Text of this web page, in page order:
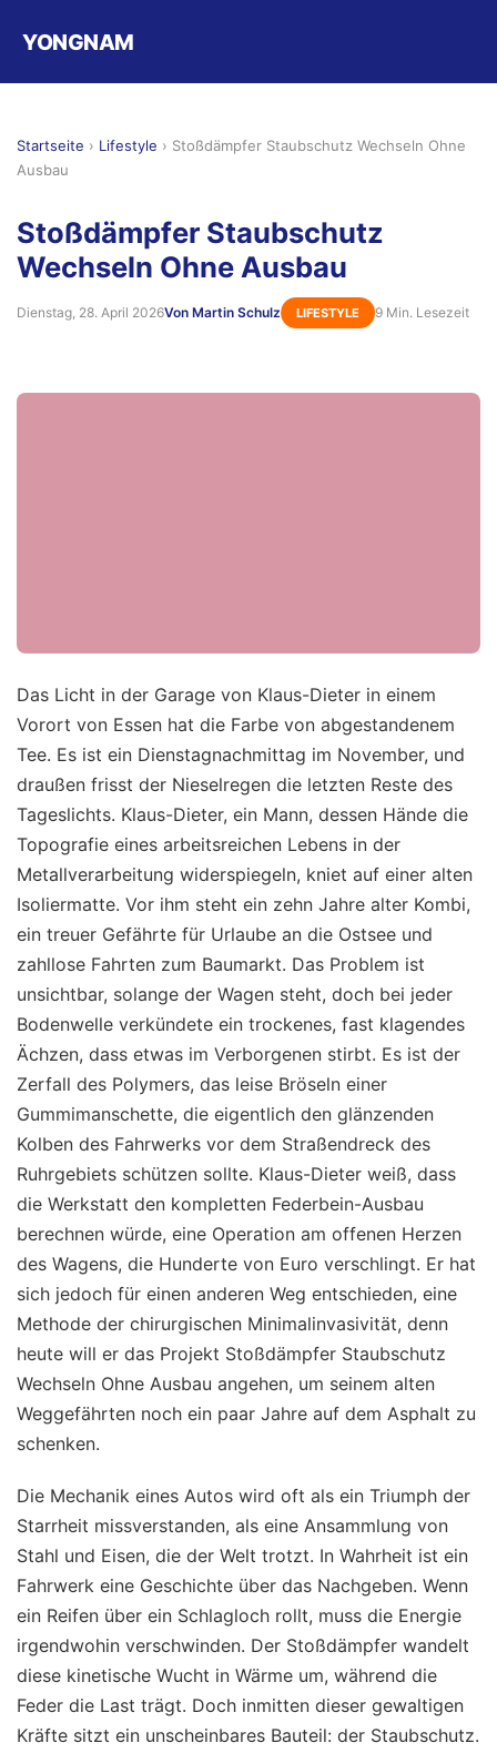
YONGNAM
Startseite › Lifestyle › Stoßdämpfer Staubschutz Wechseln Ohne
Ausbau
Stoßdämpfer Staubschutz
Wechseln Ohne Ausbau
Dienstag, 28. April 2026Von Martin Schulz LIFESTYLE 9 Min. Lesezeit
Das Licht in der Garage von Klaus-Dieter in einem
Vorort von Essen hat die Farbe von abgestandenem
Tee. Es ist ein Dienstagnachmittag im November, und
draußen frisst der Nieselregen die letzten Reste des
Tageslichts. Klaus-Dieter, ein Mann, dessen Hände die
Topografie eines arbeitsreichen Lebens in der
Metallverarbeitung widerspiegeln, kniet auf einer alten
Isoliermatte. Vor ihm steht ein zehn Jahre alter Kombi,
ein treuer Gefährte für Urlaube an die Ostsee und
zahllose Fahrten zum Baumarkt. Das Problem ist
unsichtbar, solange der Wagen steht, doch bei jeder
Bodenwelle verkündete ein trockenes, fast klagendes
Ächzen, dass etwas im Verborgenen stirbt. Es ist der
Zerfall des Polymers, das leise Bröseln einer
Gummimanschette, die eigentlich den glänzenden
Kolben des Fahrwerks vor dem Straßendreck des
Ruhrgebiets schützen sollte. Klaus-Dieter weiß, dass
die Werkstatt den kompletten Federbein-Ausbau
berechnen würde, eine Operation am offenen Herzen
des Wagens, die Hunderte von Euro verschlingt. Er hat
sich jedoch für einen anderen Weg entschieden, eine
Methode der chirurgischen Minimalinvasivität, denn
heute will er das Projekt Stoßdämpfer Staubschutz
Wechseln Ohne Ausbau angehen, um seinem alten
Weggefährten noch ein paar Jahre auf dem Asphalt zu
schenken.
Die Mechanik eines Autos wird oft als ein Triumph der
Starrheit missverstanden, als eine Ansammlung von
Stahl und Eisen, die der Welt trotzt. In Wahrheit ist ein
Fahrwerk eine Geschichte über das Nachgeben. Wenn
ein Reifen über ein Schlagloch rollt, muss die Energie
irgendwohin verschwinden. Der Stoßdämpfer wandelt
diese kinetische Wucht in Wärme um, während die
Feder die Last trägt. Doch inmitten dieser gewaltigen
Kräfte sitzt ein unscheinbares Bauteil: der Staubschutz.